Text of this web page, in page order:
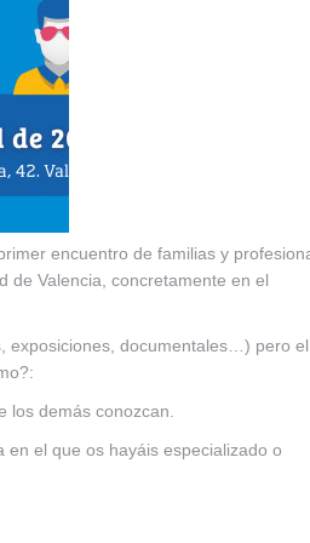
encuentro de familias y
de Valencia, concretamente en el
exposiciones, documentales…) pero el
los demás conozcan.
el que os hayáis especializado o